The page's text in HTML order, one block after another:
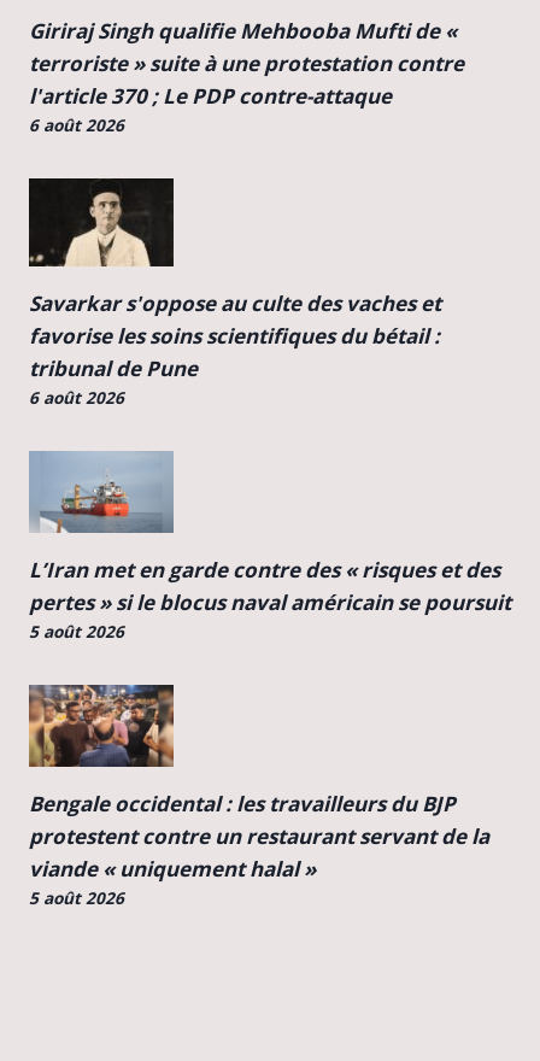
Giriraj Singh qualifie Mehbooba Mufti de «
terroriste » suite à une protestation contre
l'article 370 ; Le PDP contre-attaque
6 août 2026
Savarkar s'oppose au culte des vaches et
favorise les soins scientifiques du bétail :
tribunal de Pune
6 août 2026
L’Iran met en garde contre des « risques et des
pertes » si le blocus naval américain se poursuit
5 août 2026
Bengale occidental : les travailleurs du BJP
protestent contre un restaurant servant de la
viande « uniquement halal »
5 août 2026